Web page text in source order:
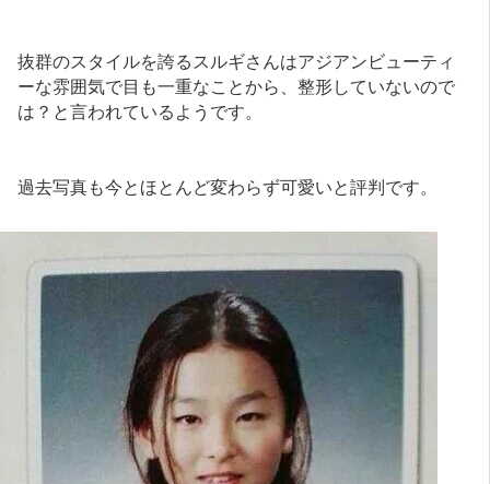
抜群のスタイルを誇るスルギさんはアジアンビューティ
ーな雰囲気で目も一重なことから、整形していないので
は？と言われているようです。
過去写真も今とほとんど変わらず可愛いと評判です。